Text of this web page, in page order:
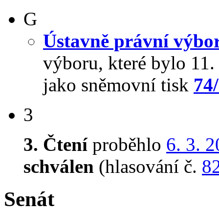
G
Ústavně právní
výboru, které bylo
jako sněmovní tisk
3
3. Čteníproběhlo 6. 3.
schválen (hlasování č.
Senát